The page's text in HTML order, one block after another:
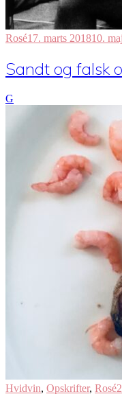
Rosé17. marts 201810.
Sandt og falsk
G
Hvidvin, Opskrifter, Rosé